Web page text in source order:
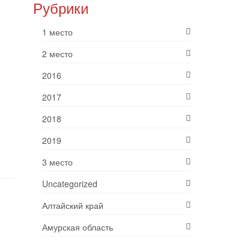
Рубрики
1 место
2 место
2016
2017
2018
2019
3 место
Uncategorized
Алтайский край
Амурская область